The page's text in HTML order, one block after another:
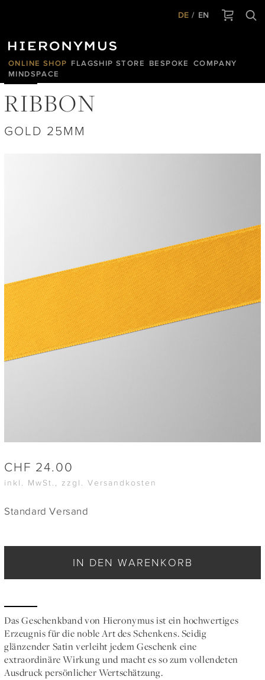
DE EN
ONLINE SHOP FLAGSHIP STORE BESPOKE
COMPANY
MINDSPACE
RIBBON
GOLD 25MM
CHF 24.00
inkl. MwSt., zzgl. Versandkosten
Standard Versand
IN DEN WARENKORB
Das Geschenkband von Hieronymus ist ein hochwertiges
Erzeugnis für die noble Art des Schenkens. Seidig
glänzender Satin verleiht jedem Geschenk eine
extraordinäre Wirkung und macht es so zum vollendeten
Ausdruck persönlicher Wertschätzung.